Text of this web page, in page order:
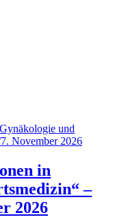
und
November 2026
in
–
2026